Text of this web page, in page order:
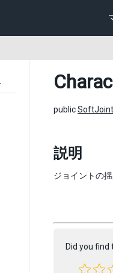
public
説明
ジョイントの
Did you find